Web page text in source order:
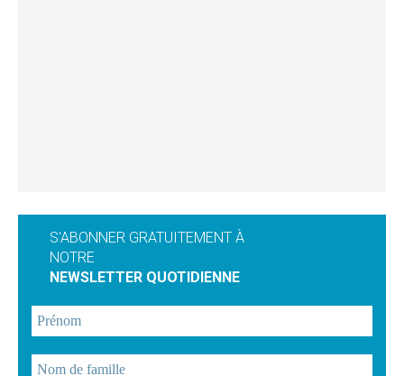
S'ABONNER GRATUITEMENT À
NOTRE
NEWSLETTER QUOTIDIENNE